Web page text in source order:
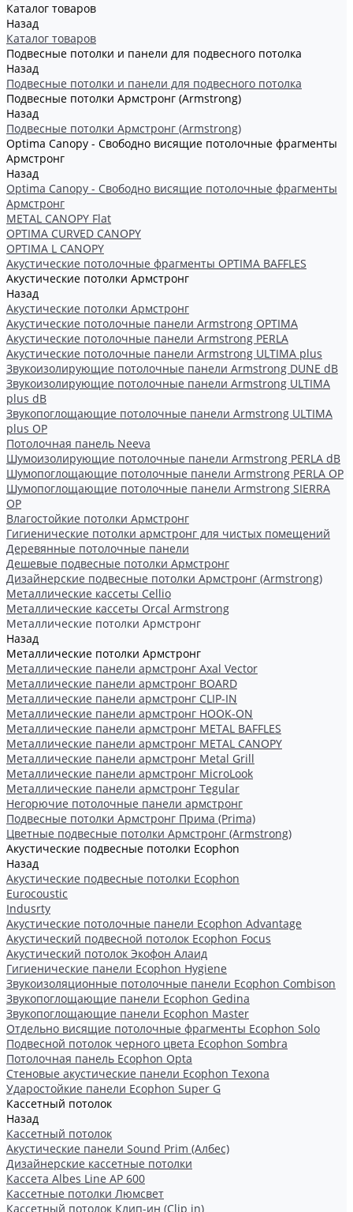
Каталог товаров
Назад
Каталог товаров
Подвесные потолки и панели для подвесного потолка
Назад
Подвесные потолки и панели для подвесного потолка
Подвесные потолки Армстронг (Armstrong)
Назад
Подвесные потолки Армстронг (Armstrong)
Optima Canopy - Свободно висящие потолочные фрагменты
Армстронг
Назад
Optima Canopy - Свободно висящие потолочные фрагменты
Армстронг
METAL CANOPY Flat
OPTIMA CURVED CANOPY
OPTIMA L CANOPY
Акустические потолочные фрагменты OPTIMA BAFFLES
Акустические потолки Армстронг
Назад
Акустические потолки Армстронг
Акустические потолочные панели Armstrong OPTIMA
Акустические потолочные панели Armstrong PERLA
Акустические потолочные панели Armstrong ULTIMA plus
Звукоизолирующие потолочные панели Armstrong DUNE dB
Звукоизолирующие потолочные панели Armstrong ULTIMA
plus dB
Звукопоглощающие потолочные панели Armstrong ULTIMA
plus OP
Потолочная панель Neeva
Шумоизолирующие потолочные панели Armstrong PERLA dB
Шумопоглощающие потолочные панели Armstrong PERLA OP
Шумопоглощающие потолочные панели Armstrong SIERRA
OP
Влагостойкие потолки Армстронг
Гигиенические потолки армстронг для чистых помещений
Деревянные потолочные панели
Дешевые подвесные потолки Армстронг
Дизайнерские подвесные потолки Армстронг (Armstrong)
Металлические кассеты Cellio
Металлические кассеты Orcal Armstrong
Металлические потолки Армстронг
Назад
Металлические потолки Армстронг
Металлические панели армстронг Axal Vector
Металлические панели армстронг BOARD
Металлические панели армстронг CLIP-IN
Металлические панели армстронг HOOK-ON
Металлические панели армстронг METAL BAFFLES
Металлические панели армстронг METAL CANOPY
Металлические панели армстронг Metal Grill
Металлические панели армстронг MicroLook
Металлические панели армстронг Tegular
Негорючие потолочные панели армстронг
Подвесные потолки Армстронг Прима (Prima)
Цветные подвесные потолки Армстронг (Armstrong)
Акустические подвесные потолки Ecophon
Назад
Акустические подвесные потолки Ecophon
Eurocoustic
Indusrty
Акустические потолочные панели Ecophon Advantage
Акустический подвесной потолок Ecophon Focus
Акустический потолок Экофон Алаид
Гигиенические панели Ecophon Hygiene
Звукоизоляционные потолочные панели Ecophon Combison
Звукопоглощающие панели Ecophon Gedina
Звукопоглощающие панели Ecophon Master
Отдельно висящие потолочные фрагменты Ecophon Solo
Подвесной потолок черного цвета Ecophon Sombra
Потолочная панель Ecophon Opta
Стеновые акустические панели Ecophon Texona
Ударостойкие панели Ecophon Super G
Кассетный потолок
Назад
Кассетный потолок
Акустические панели Sound Prim (Албес)
Дизайнерские кассетные потолки
Кассета Albes Line AP 600
Кассетные потолки Люмсвет
Кассетный потолок Клип-ин (Clip in)